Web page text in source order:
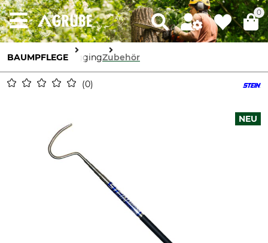
0
BAUMPFLEGE RiggingZubehör
0
NEU